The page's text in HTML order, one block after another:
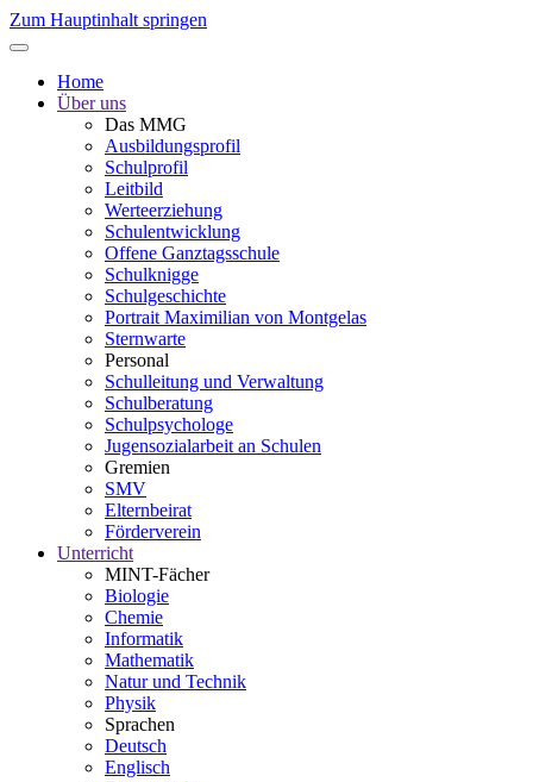
Zum Hauptinhalt springen
Home
Über uns
Das MMG
Ausbildungsprofil
Schulprofil
Leitbild
Werteerziehung
Schulentwicklung
Offene Ganztagsschule
Schulknigge
Schulgeschichte
Portrait Maximilian von Montgelas
Sternwarte
Personal
Schulleitung und Verwaltung
Schulberatung
Schulpsychologe
Jugensozialarbeit an Schulen
Gremien
SMV
Elternbeirat
Förderverein
Unterricht
MINT-Fächer
Biologie
Chemie
Informatik
Mathematik
Natur und Technik
Physik
Sprachen
Deutsch
Englisch